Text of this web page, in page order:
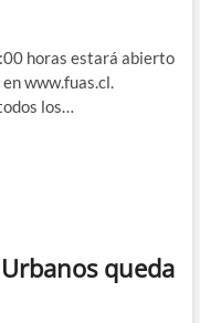
horas estará abierto
www.fuas.cl.
los…
queda